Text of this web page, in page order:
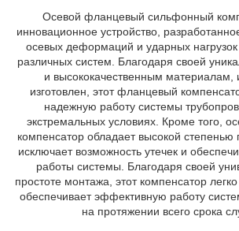
Осевой фланцевый сильфонный
инновационное устройство,
осевых деформаций и ударных нагрузок
различных систем. Благодаря своей
и высококачественным материалам,
изготовлен, этот фланцевый
надежную работу системы
экстремальных условиях. Кроме того,
компенсатор обладает высокой степенью
исключает возможность утечек и
работы системы. Благодаря своей
простоте монтажа, этот компенсатор
обеспечивает эффективную работу
на протяжении всего срока